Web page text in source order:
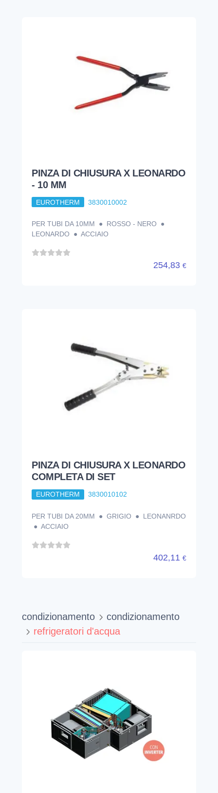
PINZA DI CHIUSURA X LEONARDO
- 10 MM
EUROTHERM 3830010002
PER TUBI DA 10MM ● ROSSO - NERO ●
LEONARDO ● ACCIAIO
254,83 €
PINZA DI CHIUSURA X LEONARDO
COMPLETA DI SET
EUROTHERM 3830010102
PER TUBI DA 20MM ● GRIGIO ● LEONANRDO
● ACCIAIO
402,11 €
condizionamento
condizionamento
refrigeratori d'acqua